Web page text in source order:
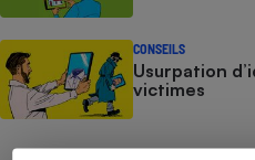
CONSEILS
Usurpation
victimes